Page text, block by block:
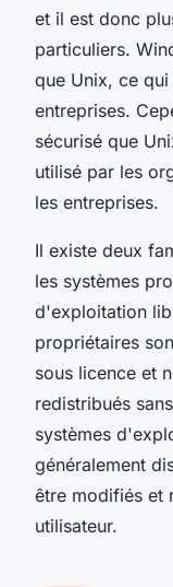
et il est donc
particuliers.
que Unix, ce
entreprises.
sécurisé que
utilisé par les
les entreprises.
Il existe deux
les systèmes
d'exploitation
propriétaires
sous licence et
redistribués
systèmes
généralement
être modifiés et
utilisateur.